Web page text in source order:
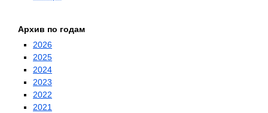
Архив по годам
2026
2025
2024
2023
2022
2021